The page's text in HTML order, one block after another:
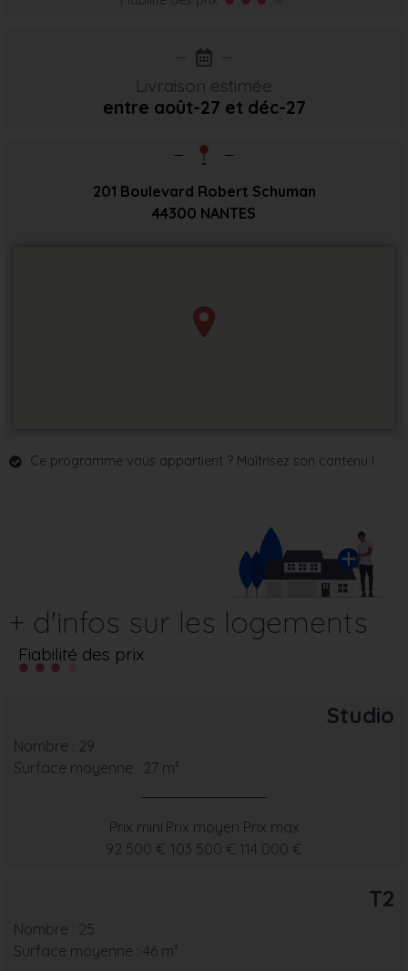
Livraison estimée
entre août-27 et déc-27
201 Boulevard Robert Schuman
44300 NANTES
Ce programme vous appartient ? Maîtrisez son contenu !
+ d'infos sur les logements
Fiabilité des prix
Studio
Nombre : 29
Surface moyenne : 27 m²
Prix mini
92 500 €
Prix moyen
103 500 €
Prix max
114 000 €
T2
Nombre : 25
Surface moyenne : 46 m²